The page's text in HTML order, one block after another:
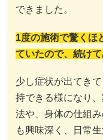
できました。
1度の施術で驚くほ
ていたので、続け
少し症状が出てき
持できる様になり
法や、身体の仕組
も興味深く、日常